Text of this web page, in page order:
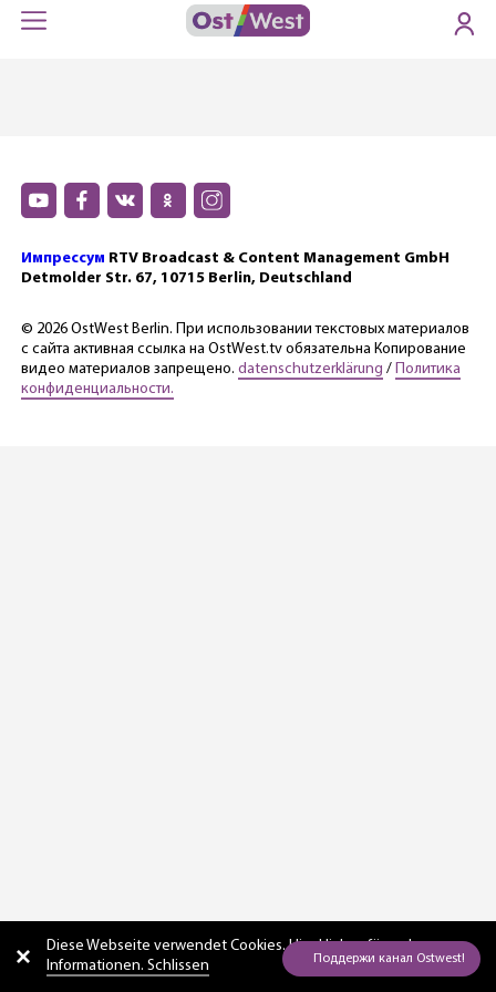
Импрессум RTV Broadcast & Content Management GmbH
Detmolder Str. 67, 10715 Berlin, Deutschland
© 2026 OstWest Berlin. При использовании текстовых материалов
с сайта активная ссылка на OstWest.tv обязательна Копирование
видео материалов запрещено. datenschutzerklärung / Политика
конфиденциальности.
Diese Webseite verwendet Cookies. Hierklicken für mehr
Informationen. Schlissen